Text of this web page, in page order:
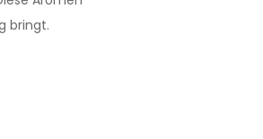
bringt.